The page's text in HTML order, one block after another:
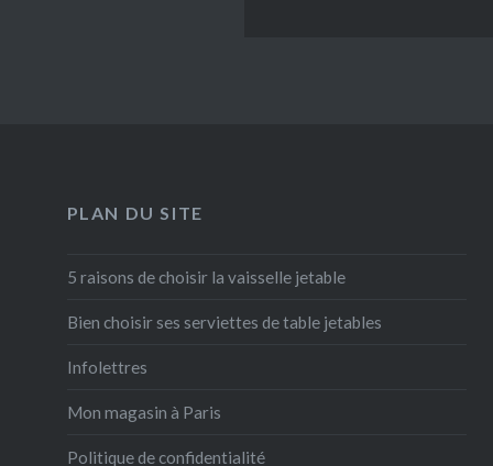
PLAN DU SITE
5 raisons de choisir la vaisselle jetable
Bien choisir ses serviettes de table jetables
Infolettres
Mon magasin à Paris
Politique de confidentialité